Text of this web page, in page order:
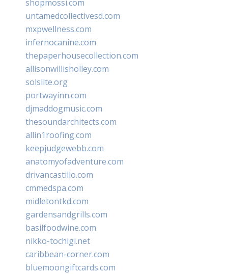
shopmossi.com
untamedcollectivesd.com
mxpwellness.com
infernocanine.com
thepaperhousecollection.com
allisonwillisholley.com
solslite.org
portwayinn.com
djmaddogmusic.com
thesoundarchitects.com
allin1roofing.com
keepjudgewebb.com
anatomyofadventure.com
drivancastillo.com
cmmedspa.com
midletontkd.com
gardensandgrills.com
basilfoodwine.com
nikko-tochigi.net
caribbean-corner.com
bluemoongiftcards.com